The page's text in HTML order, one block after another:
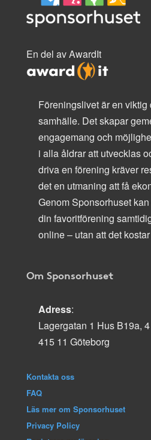
En del av AwardIt
Föreningslivet är en viktig
samhälle. Det skapar
engagemang och
i alla åldrar att utvecklas
driva en förening kräver
det en utmaning att få
Genom Sponsorhuset
din favoritförening
online – utan att det
Om Sponsorhuset
Adress:
Lagergatan 1 Hus B19a,
415 11 Göteborg
Kontakta oss
FAQ
Läs mer om Sponsorhuset
Privacy Policy